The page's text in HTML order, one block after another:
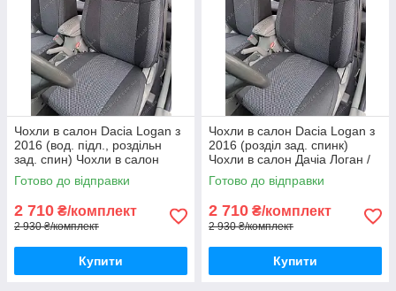
Чохли в салон Dacia Logan з
2016 (вод. підл., роздільн
зад. спин) Чохли в салон
Дачіа Логан / авто чохли
Dacia Logan
Готово до відправки
2 710 ₴/комплект
2 930 ₴/комплект
Купити
Чохли в салон Dacia Logan з
2016 (розділ зад. спинк)
Чохли в салон Дачіа Логан /
авто чохли Dacia Logan
Готово до відправки
2 710 ₴/комплект
2 930 ₴/комплект
Купити